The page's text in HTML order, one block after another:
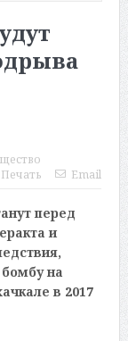
Печать
Email
перед
и
на
в 2017